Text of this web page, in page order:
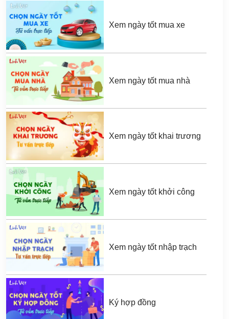
Xem ngày tốt mua xe
Xem ngày tốt mua nhà
Xem ngày tốt khai trương
Xem ngày tốt khởi công
Xem ngày tốt nhập trạch
Ký hợp đồng